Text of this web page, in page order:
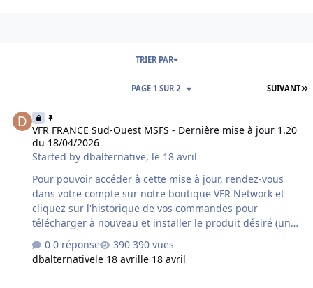
SUIVANT
PAGE 1 SUR 2
TRIER PAR
VFR FRANCE Sud-Ouest MSFS - Dernière mise à jour 1.20
du 18/04/2026
Started bydbalternative, le 18 avril
Pour pouvoir accéder à cette mise à jour, rendez-vous
dans votre compte sur notre boutique VFR Network et
cliquez sur l'historique de vos commandes pour
télécharger à nouveau et installer le produit désiré (une
désinstallation préalable du produit déjà installé sur
votre ordinateur est fortement conseillée). Si vous avez
acquis le produit chez un autre revendeur assurez-vous
0 réponse
390 vues
dbalternativele 18 avrille 18 avril